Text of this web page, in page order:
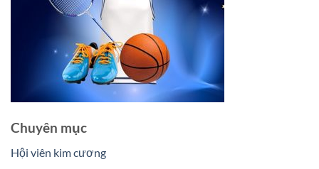
Chuyên mục
Hội viên kim cương